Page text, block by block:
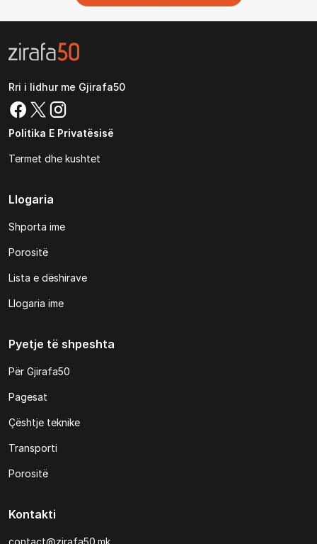
Rri i lidhur me Gjirafa50
Politika E Privatësisë
Termet dhe kushtet
Llogaria
Shporta ime
Porositë
Lista e dëshirave
Llogaria ime
Pyetje të shpeshta
Për Gjirafa50
Pagesat
Çështje teknike
Transporti
Porositë
Kontakti
contact@zirafa50.mk